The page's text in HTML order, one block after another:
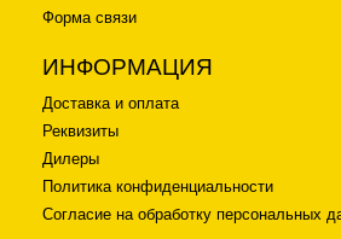
Форма связи
ИНФОРМАЦИЯ
Доставка и оплата
Реквизиты
Дилеры
Политика конфиденциальности
Согласие на обработку персональных